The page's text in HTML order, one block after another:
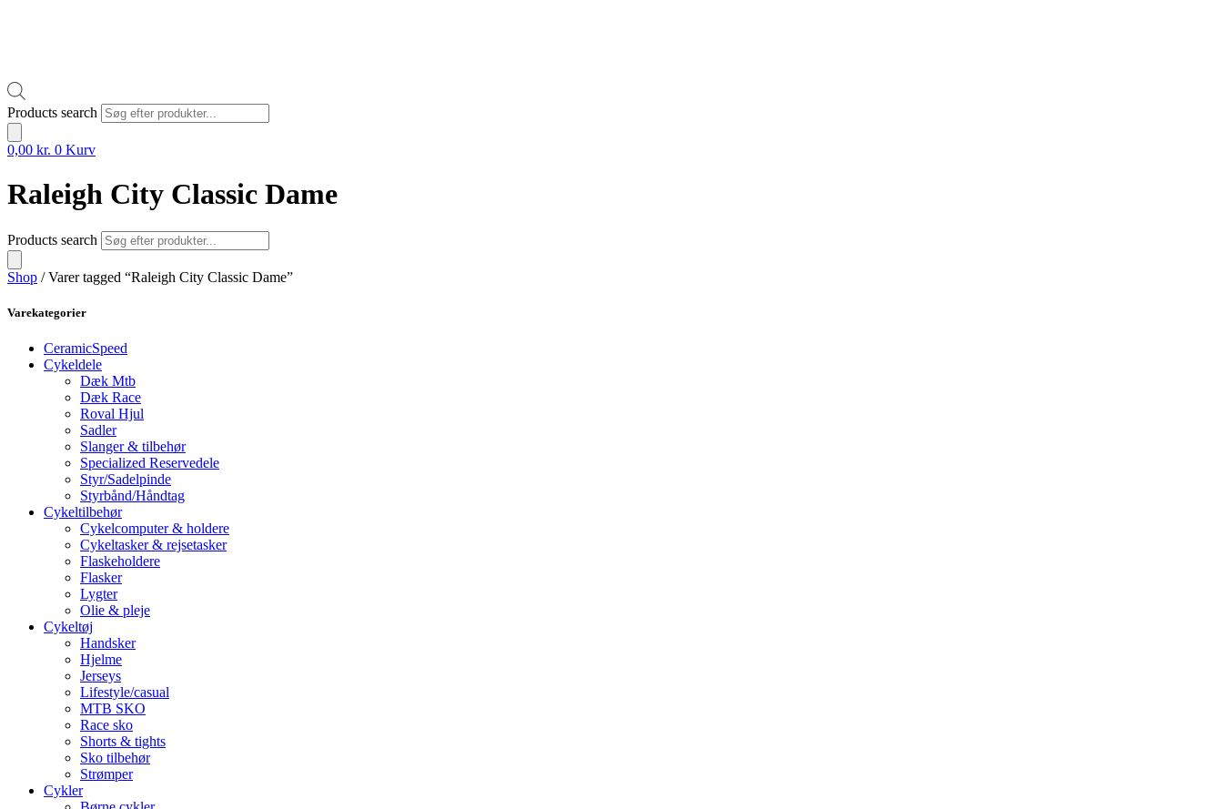
Products search
0,00 kr. 0 Kurv
Raleigh City Classic Dame
Products search
Shop / Varer tagged “Raleigh City Classic Dame”
Varekategorier
CeramicSpeed
Cykeldele
Dæk Mtb
Dæk Race
Roval Hjul
Sadler
Slanger & tilbehør
Specialized Reservedele
Styr/Sadelpinde
Styrbånd/Håndtag
Cykeltilbehør
Cykelcomputer & holdere
Cykeltasker & rejsetasker
Flaskeholdere
Flasker
Lygter
Olie & pleje
Cykeltøj
Handsker
Hjelme
Jerseys
Lifestyle/casual
MTB SKO
Race sko
Shorts & tights
Sko tilbehør
Strømper
Cykler